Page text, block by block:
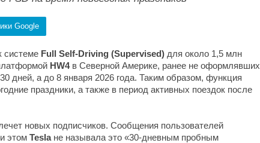
Google
системе Full Self-Driving (Supervised) для около 1,5 млн
HW4в Северной Америке, ранее не оформлявших
дней, а до 8 января 2026 года. Таким образом, функция
праздники, а также в период активных поездок после
новых подписчиков. Сообщения пользователей
этом Teslaне называла это «30-дневным пробным